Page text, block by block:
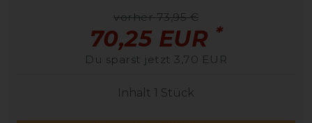
vorher 73,95 €
70,25 EUR *
Du sparst jetzt 3,70 EUR
Inhalt 1 Stück